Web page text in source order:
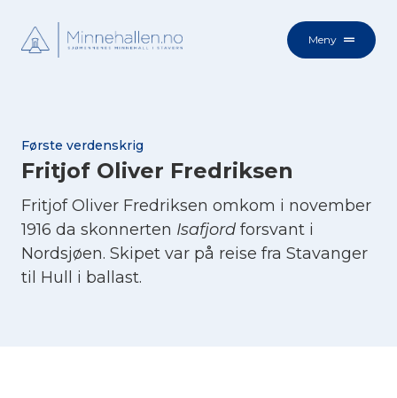
Meny
Første verdenskrig
Fritjof Oliver Fredriksen
Fritjof Oliver Fredriksen omkom i november
1916 da skonnerten Isafjord forsvant i
Nordsjøen. Skipet var på reise fra Stavanger
til Hull i ballast.